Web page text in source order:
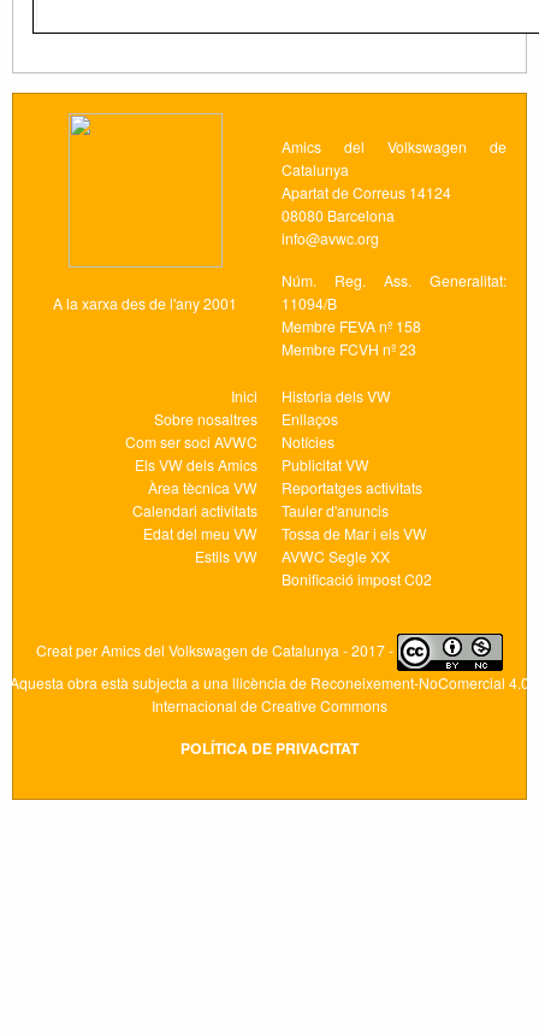
A la xarxa des de l'any 2001
Amics del Volkswagen de
Catalunya
Apartat de Correus 14124
08080 Barcelona
info@avwc.org
Núm. Reg. Ass. Generalitat:
11094/B
Membre FEVA nº 158
Membre FCVH nº 23
Inici
Sobre nosaltres
Com ser soci AVWC
Els VW dels Amics
Àrea tècnica VW
Calendari activitats
Edat del meu VW
Estils VW
Historia dels VW
Enllaços
Notícies
Publicitat VW
Reportatges activitats
Tauler d'anuncis
Tossa de Mar i els VW
AVWC Segle XX
Bonificació impost C02
Creat perAmics del Volkswagen de Catalunya - 2017 -
Aquesta obra està subjecta a una llicència de Reconeixement-NoComercial 4.0
Internacional de Creative Commons
POLÍTICA DE PRIVACITAT